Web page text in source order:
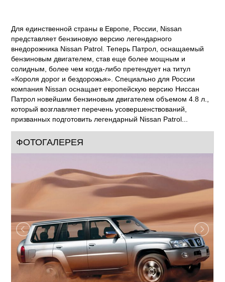
Для единственной страны в Европе, России, Nissan
представляет бензиновую версию легендарного
внедорожника Nissan Patrol. Теперь Патрол, оснащаемый
бензиновым двигателем, став еще более мощным и
солидным, более чем когда-либо претендует на титул
«Короля дорог и бездорожья». Специально для России
компания Nissan оснащает европейскую версию Ниссан
Патрол новейшим бензиновым двигателем объемом 4.8 л.,
который возглавляет перечень усовершенствований,
призванных подготовить легендарный Nissan Patrol...
ФОТОГАЛЕРЕЯ